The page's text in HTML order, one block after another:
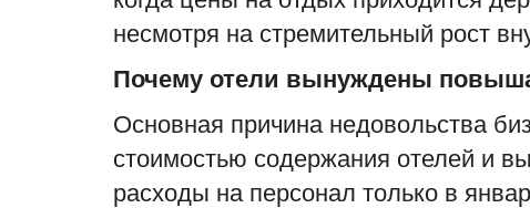
несмотря на стремительный рост
Почему отели вынуждены
Основная причина недовольства
стоимостью содержания отелей и
расходы на персонал только в